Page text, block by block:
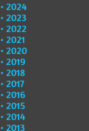
2024
2023
2022
2021
2020
2019
2018
2017
2016
2015
2014
2013